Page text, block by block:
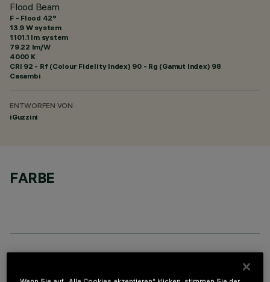
Flood Beam
F - Flood 42°
13.9 W system
1101.1 lm system
79.22 lm/W
4000 K
CRI 92 - Rf (Colour Fidelity Index) 90 - Rg (Gamut Index) 98
Casambi
ENTWORFEN VON
iGuzzini
FARBE